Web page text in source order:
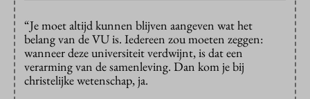
“Je moet altijd kunnen blijven aangeven wat het
belang van de VU is. Iedereen zou moeten zeggen:
wanneer deze universiteit verdwijnt, is dat een
verarming van de samenleving. Dan kom je bij
christelijke wetenschap, ja.